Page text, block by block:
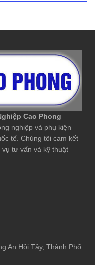
Cao Phong —
nghiệp và phụ kiện
tế. Chúng tôi cam kết
tư vấn và kỹ thuật
An Hội Tây, Thành Phố